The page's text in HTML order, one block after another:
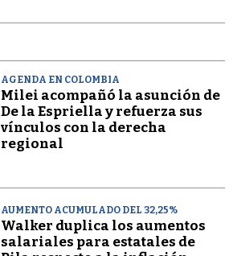
AGENDA EN COLOMBIA
Milei acompañó la asunción de
De la Espriella y refuerza sus
vínculos con la derecha
regional
AUMENTO ACUMULADO DEL 32,25%
Walker duplica los aumentos
salariales para estatales de